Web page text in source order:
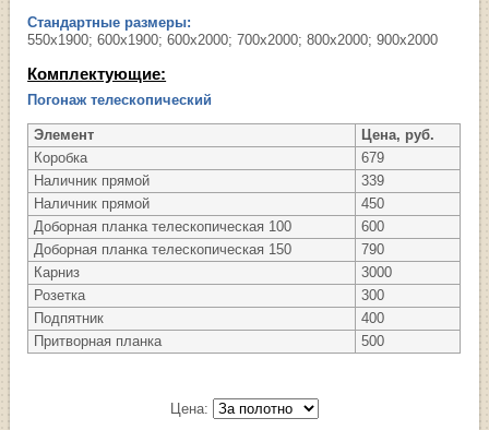
Стандартные размеры:
550х1900; 600х1900; 600х2000; 700х2000; 800х2000; 900х2000
Комплектующие:
Погонаж телескопический
Элемент
Цена, руб.
Коробка
679
Наличник прямой
339
Наличник прямой
450
Доборная планка телескопическая 100
600
Доборная планка телескопическая 150
790
Карниз
3000
Розетка
300
Подпятник
400
Притворная планка
500
Цена: